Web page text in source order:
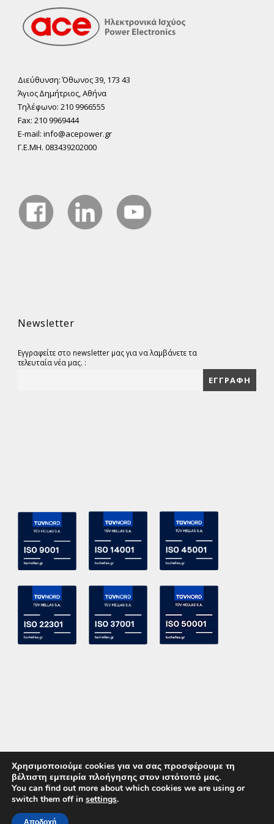
Διεύθυνση: Όθωνος 39, 173 43
Άγιος ∆ηµήτριος, Αθήνα
Τηλέφωνο: 210 9966555
Fax: 210 9969444
E-mail: info@acepower.gr
Γ.Ε.ΜΗ. 083439202000
Newsletter
Εγγραφείτε στο newsletter μας για να λαμβάνετε τα
τελευταία νέα μας. :
Copyright 2015 ACE Power Electronics - All Right Reserved
Χρησιμοποιούμε cookies για να σας προσφέρουμε τη
βέλτιστη εμπειρία πλοήγησης στον ιστότοπό μας.
You can find out more about which cookies we are using or
switch them off in settings.